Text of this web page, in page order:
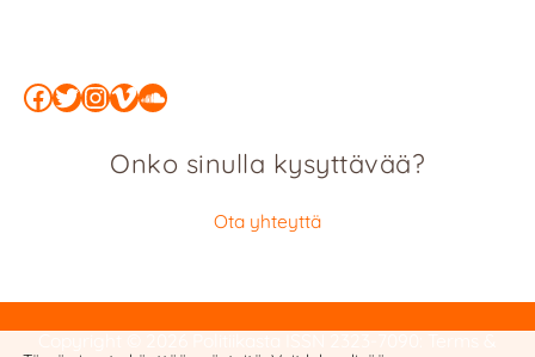
Facebook
Twitter
Instagram
Vimeo
SoundCloud
Onko sinulla kysyttävää?
Ota yhteyttä